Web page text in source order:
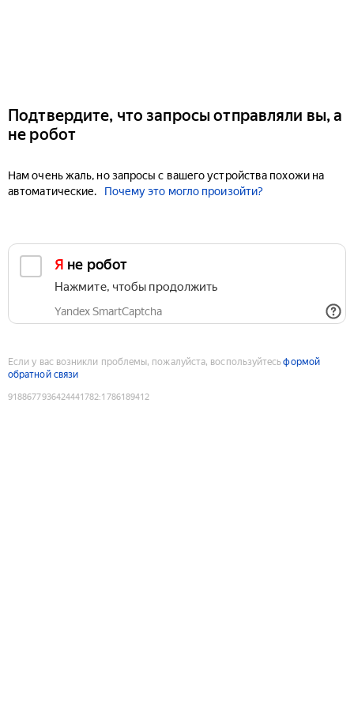
Подтвердите, что запросы отправляли вы, а
не робот
Нам очень жаль, но запросы с вашего устройства похожи на
автоматические.
Почему это могло произойти?
Я не робот
Нажмите, чтобы продолжить
Yandex SmartCaptcha
Если у вас возникли проблемы, пожалуйста, воспользуйтесьформой
обратной связи
9188677936424441782:1786189412